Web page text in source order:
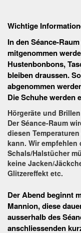
Wichtige
In den Séance-
mitgenommen
Hustenbonbons,
bleiben draussen.
abgenommen
Die Schuhe werden
Hörgeräte und
Der Séance-Raum
diesen
kann. Wir empfehlen
Schals/Halstücher
keine Jacken/
Glitzereffekt etc.
Der Abend beginnt
Mannion, diese
ausserhalb des
anschliessenden